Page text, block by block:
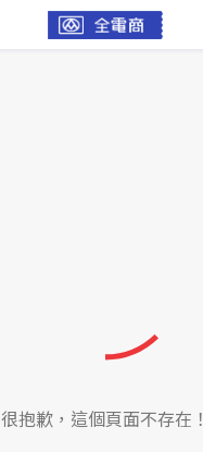
很抱歉，這個頁面不存在！